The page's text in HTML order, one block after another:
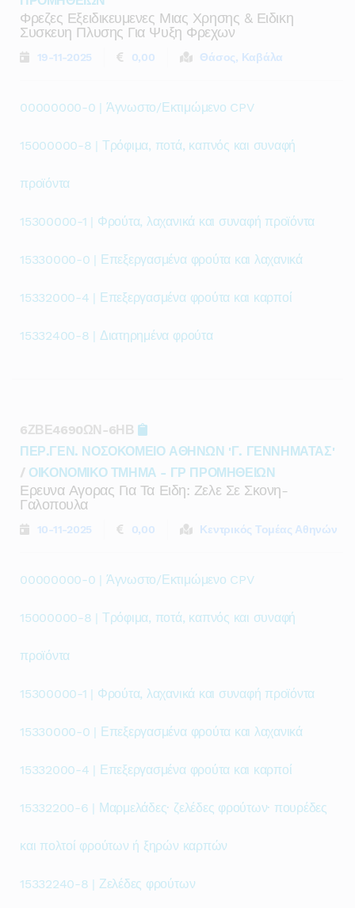
Φρεζες Εξειδικευμενες Μιας Χρησης & Ειδικη
Συσκευη Πλυσης Για Ψυξη Φρεχων
19-11-2025 0,00 Θάσος, Καβάλα
00000000-0 | Άγνωστο/Εκτιμώμενο CPV
15000000-8 | Τρόφιμα, ποτά, καπνός και συναφή
προϊόντα
15300000-1 | Φρούτα, λαχανικά και συναφή προϊόντα
15330000-0 | Επεξεργασμένα φρούτα και λαχανικά
15332000-4 | Επεξεργασμένα φρούτα και καρποί
15332400-8 | Διατηρημένα φρούτα
6ΖΒΕ4690ΩΝ-6ΗΒ
ΠΕΡ.ΓΕΝ. ΝΟΣΟΚΟΜΕΙΟ ΑΘΗΝΩΝ 'Γ. ΓΕΝΝΗΜΑΤΑΣ'
/ ΟΙΚΟΝΟΜΙΚΟ ΤΜΗΜΑ - ΓΡ ΠΡΟΜΗΘΕΙΩΝ
Ερευνα Αγορας Για Τα Ειδη: Ζελε Σε Σκονη-
Γαλοπουλα
10-11-2025 0,00 Κεντρικός Τομέας Αθηνών
00000000-0 | Άγνωστο/Εκτιμώμενο CPV
15000000-8 | Τρόφιμα, ποτά, καπνός και συναφή
προϊόντα
15300000-1 | Φρούτα, λαχανικά και συναφή προϊόντα
15330000-0 | Επεξεργασμένα φρούτα και λαχανικά
15332000-4 | Επεξεργασμένα φρούτα και καρποί
15332200-6 | Μαρμελάδες· ζελέδες φρούτων· πουρέδες
και πολτοί φρούτων ή ξηρών καρπών
15332240-8 | Ζελέδες φρούτων